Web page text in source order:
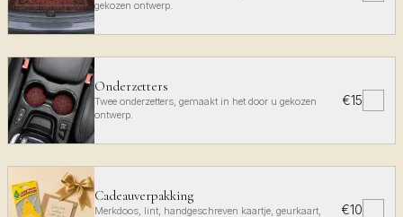
gekozen ontwerp.
Onderzetters
Twee onderzetters, gemaakt in het door u gekozen
ontwerp.
€15
Cadeauverpakking
Merkdoos, lint, handgeschreven kaartje, geurkaart,
€10